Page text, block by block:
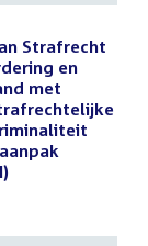
Strafrecht
en
met